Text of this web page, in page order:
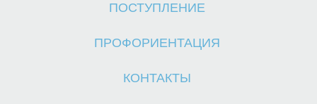
ПОСТУПЛЕНИЕ
ПРОФОРИЕНТАЦИЯ
КОНТАКТЫ